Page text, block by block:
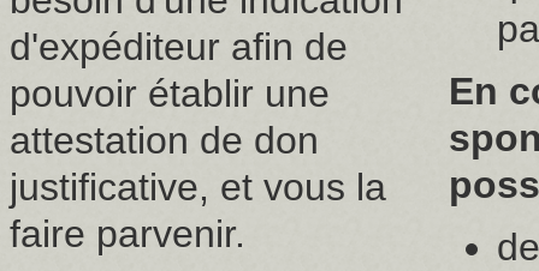
d'expéditeur afin de
pouvoir établir une
attestation de don
justificative, et vous la
faire parvenir.
En